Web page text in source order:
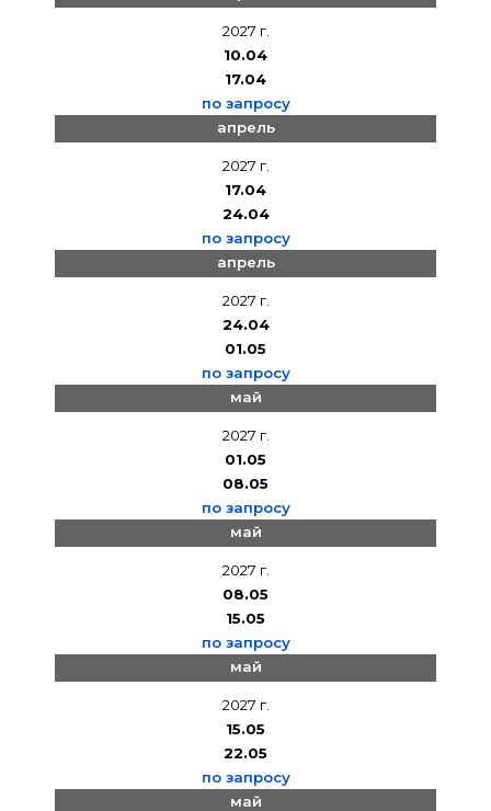
2027 г.
10.04
17.04
по запросу
апрель
2027 г.
17.04
24.04
по запросу
апрель
2027 г.
24.04
01.05
по запросу
май
2027 г.
01.05
08.05
по запросу
май
2027 г.
08.05
15.05
по запросу
май
2027 г.
15.05
22.05
по запросу
май